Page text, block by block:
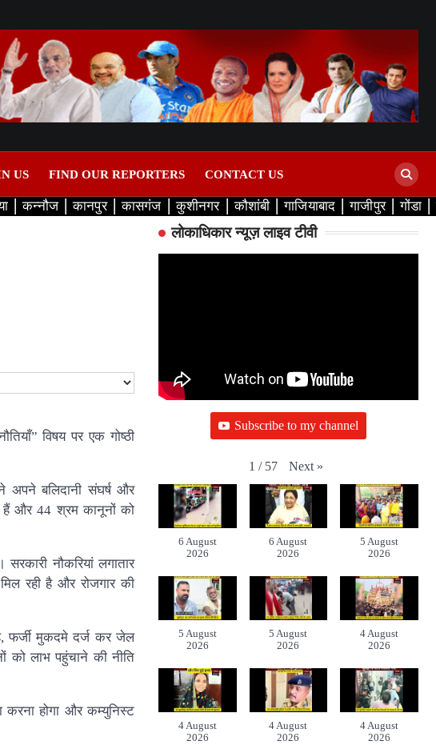
US FIND OUR REPORTERS CONTACT US
कन्नौज कानपुर कासगंज कुशीनगर कौशांबी गाजियाबाद गाजीपुर गोंडा
विषय पर एक गोष्ठी
अपने बलिदानी संघर्ष और
हैं और 44 श्रम कानूनों को
नौकरियां लगातार
रही है और रोजगार की
फर्जी मुकदमे दर्ज कर जेल
को लाभ पहुंचाने की नीति
होगा और कम्युनिस्ट
लोकाधिकार न्यूज़ लाइव टीवी
Subscribe to my channel
1 / 57 Next »
6 August
2026
6 August
2026
5 August
2026
5 August
2026
5 August
2026
4 August
2026
4 August
2026
4 August
2026
4 August
2026